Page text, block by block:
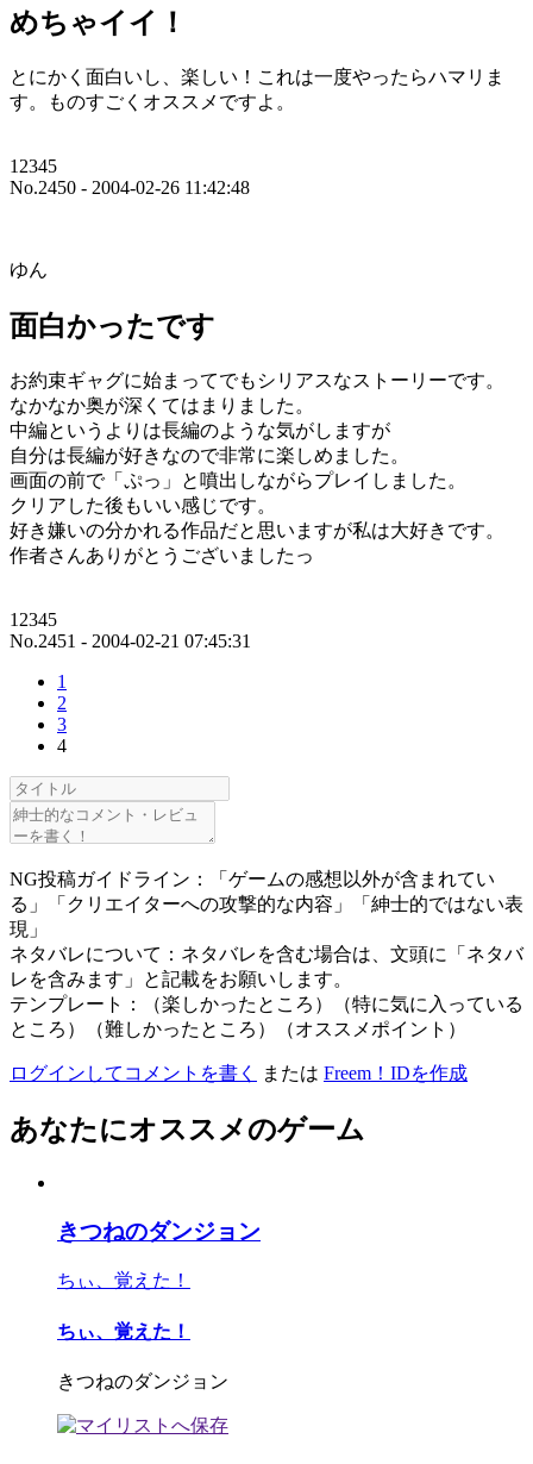
めちゃイイ！
とにかく面白いし、楽しい！これは一度やったらハマリま
す。ものすごくオススメですよ。
12345
No.2450 - 2004-02-26 11:42:48
ゆん
面白かったです
お約束ギャグに始まってでもシリアスなストーリーです。
なかなか奥が深くてはまりました。
中編というよりは長編のような気がしますが
自分は長編が好きなので非常に楽しめました。
画面の前で「ぷっ」と噴出しながらプレイしました。
クリアした後もいい感じです。
好き嫌いの分かれる作品だと思いますが私は大好きです。
作者さんありがとうございましたっ
12345
No.2451 - 2004-02-21 07:45:31
1
2
3
4
NG投稿ガイドライン：「ゲームの感想以外が含まれてい
る」「クリエイターへの攻撃的な内容」「紳士的ではない表
現」
ネタバレについて：ネタバレを含む場合は、文頭に「ネタバ
レを含みます」と記載をお願いします。
テンプレート：（楽しかったところ）（特に気に入っている
ところ）（難しかったところ）（オススメポイント）
ログインしてコメントを書く または Freem！IDを作成
あなたにオススメのゲーム
きつねのダンジョン
ちぃ、覚えた！
ちぃ、覚えた！
きつねのダンジョン